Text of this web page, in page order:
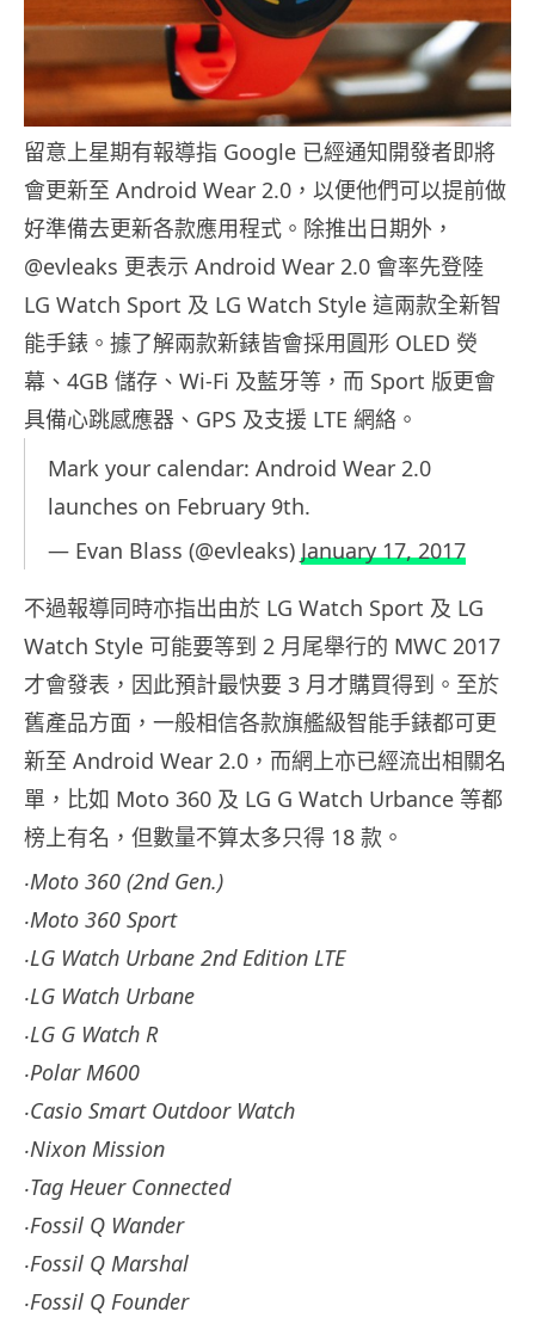
留意上星期有報導指 Google 已經通知開發者即將
會更新至 Android Wear 2.0，以便他們可以提前做
好準備去更新各款應用程式。除推出日期外，
@evleaks 更表示 Android Wear 2.0 會率先登陸
LG Watch Sport 及 LG Watch Style 這兩款全新智
能手錶。據了解兩款新錶皆會採用圓形 OLED 熒
幕、4GB 儲存、Wi-Fi 及藍牙等，而 Sport 版更會
具備心跳感應器、GPS 及支援 LTE 網絡。
Mark your calendar: Android Wear 2.0
launches on February 9th.
— Evan Blass (@evleaks) January 17, 2017
不過報導同時亦指出由於 LG Watch Sport 及 LG
Watch Style 可能要等到 2 月尾舉行的 MWC 2017
才會發表，因此預計最快要 3 月才購買得到。至於
舊產品方面，一般相信各款旗艦級智能手錶都可更
新至 Android Wear 2.0，而網上亦已經流出相關名
單，比如 Moto 360 及 LG G Watch Urbance 等都
榜上有名，但數量不算太多只得 18 款。
‧Moto 360 (2nd Gen.)
‧Moto 360 Sport
‧LG Watch Urbane 2nd Edition LTE
‧LG Watch Urbane
‧LG G Watch R
‧Polar M600
‧Casio Smart Outdoor Watch
‧Nixon Mission
‧Tag Heuer Connected
‧Fossil Q Wander
‧Fossil Q Marshal
‧Fossil Q Founder